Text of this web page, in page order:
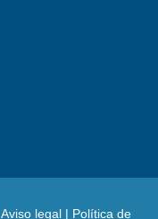
Aviso legal | Política de